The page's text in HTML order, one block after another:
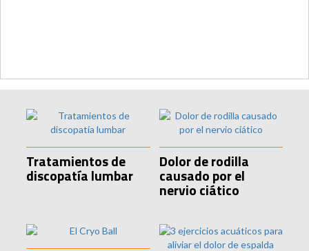
Tratamientos de
discopatía lumbar
Dolor de rodilla
causado por el
nervio ciático